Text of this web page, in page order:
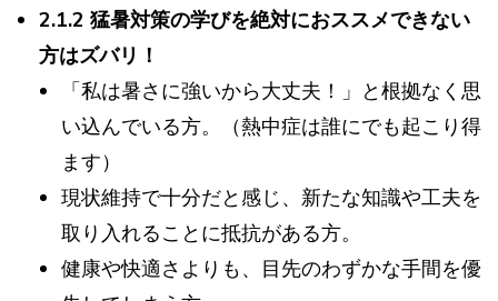
2.1.2 猛暑対策の学びを絶対におススメできない
方はズバリ！
「私は暑さに強いから大丈夫！」と根拠なく思
い込んでいる方。（熱中症は誰にでも起こり得
ます）
現状維持で十分だと感じ、新たな知識や工夫を
取り入れることに抵抗がある方。
健康や快適さよりも、目先のわずかな手間を優